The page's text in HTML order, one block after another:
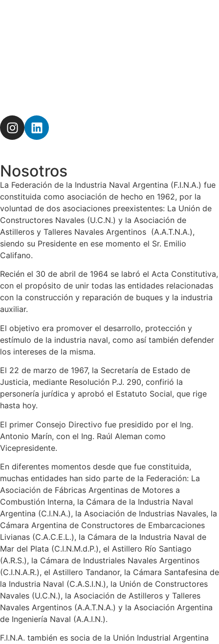
Nosotros
La Federación de la Industria Naval Argentina (F.I.N.A.) fue
constituida como asociación de hecho en 1962, por la
voluntad de dos asociaciones preexistentes: La Unión de
Constructores Navales (U.C.N.) y la Asociación de
Astilleros y Talleres Navales Argentinos (A.A.T.N.A.),
siendo su Presidente en ese momento el Sr. Emilio
Califano.
Recién el 30 de abril de 1964 se labró el Acta Constitutiva,
con el propósito de unir todas las entidades relacionadas
con la construcción y reparación de buques y la industria
auxiliar.
El objetivo era promover el desarrollo, protección y
estímulo de la industria naval, como así también defender
los intereses de la misma.
El 22 de marzo de 1967, la Secretaría de Estado de
Justicia, mediante Resolución P.J. 290, confirió la
personería jurídica y aprobó el Estatuto Social, que rige
hasta hoy.
El primer Consejo Directivo fue presidido por el Ing.
Antonio Marín, con el Ing. Raúl Aleman como
Vicepresidente.
En diferentes momentos desde que fue constituida,
muchas entidades han sido parte de la Federación: La
Asociación de Fábricas Argentinas de Motores a
Combustión Interna, la Cámara de la Industria Naval
Argentina (C.I.N.A.), la Asociación de Industrias Navales, la
Cámara Argentina de Constructores de Embarcaciones
Livianas (C.A.C.E.L.), la Cámara de la Industria Naval de
Mar del Plata (C.I.N.M.d.P.), el Astillero Río Santiago
(A.R.S.), la Cámara de Industriales Navales Argentinos
(C.I.N.A.R.), el Astillero Tandanor, la Cámara Santafesina de
la Industria Naval (C.A.S.I.N.), la Unión de Constructores
Navales (U.C.N.), la Asociación de Astilleros y Talleres
Navales Argentinos (A.A.T.N.A.) y la Asociación Argentina
de Ingeniería Naval (A.A.I.N.).
F.I.N.A. también es socia de la Unión Industrial Argentina